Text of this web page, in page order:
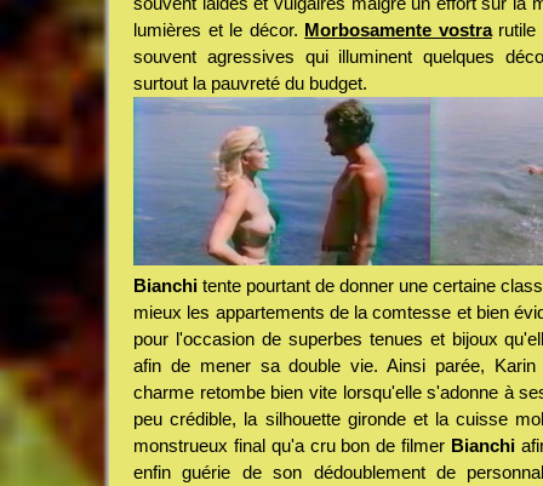
lumières et le décor. Morbosamente vostrarutile
souvent agressives qui illuminent quelques
surtout la pauvreté du budget.
Bianchi tente pourtant de donner une certaine
mieux les appartements de la comtesse et bien
pour l'occasion de superbes tenues et bijoux
afin de mener sa double vie. Ainsi parée,
charme retombe bien vite lorsqu'elle s'adonne à
peu crédible, la silhouette gironde et la cuisse
monstrueux final qu'a cru bon de filmer Bianchi
enfin guérie de son dédoublement de